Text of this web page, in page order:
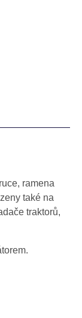
ramena
také na
traktorů,